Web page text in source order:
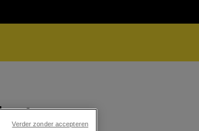
Verder zonder accepteren